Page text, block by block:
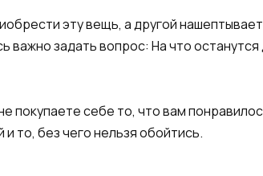
эту вещь, а другой
важно задать вопрос: На что
покупаете себе то, что вам
то, без чего нельзя обойтись.